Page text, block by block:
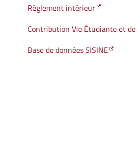
Règlement intérieur
Contribution Vie Étudiante et de
Base de données SISINE